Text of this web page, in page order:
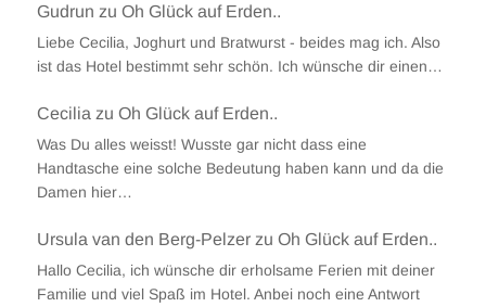
Gudrun zu Oh Glück auf Erden..
Liebe Cecilia, Joghurt und Bratwurst - beides mag ich. Also
ist das Hotel bestimmt sehr schön. Ich wünsche dir einen…
Cecilia zu Oh Glück auf Erden..
Was Du alles weisst! Wusste gar nicht dass eine
Handtasche eine solche Bedeutung haben kann und da die
Damen hier…
Ursula van den Berg-Pelzerzu Oh Glück auf Erden..
Hallo Cecilia, ich wünsche dir erholsame Ferien mit deiner
Familie und viel Spaß im Hotel. Anbei noch eine Antwort